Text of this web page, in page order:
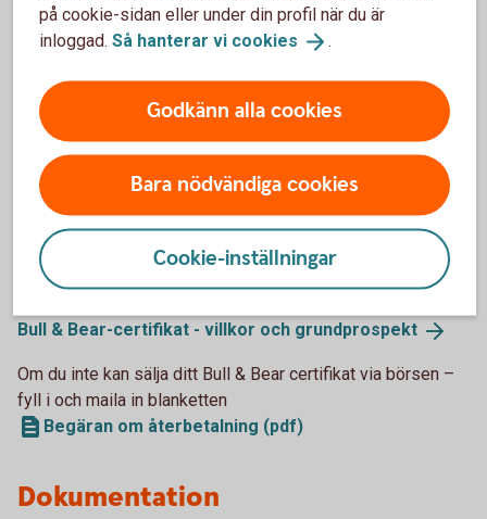
mer information om marginaluttag.
Viktigt att veta
För respektive Bull & Bear-certifikat finns slutliga villkor.
Bull & Bear-certifikat är så kallade ETN:er, Exchange Traded
Notes, och i slutliga villkor dokumenteras dessa som
certifikat. Det är viktigt att du läser dessa villkor
tillsammans med det av Finansinspektionen godkända
grundprospektet innan du handlar. Slutliga villkor samt
grundprospekt finns att ladda ner på hemsidan.
Bull & Bear-certifikat - villkor och grundprospekt
Om du inte kan sälja ditt Bull & Bear certifikat via börsen –
fyll i och maila in blanketten
Begäran om återbetalning (pdf)
Dokumentation
på cookie-sidan eller under din profil när du är
inloggad. Så hanterar vi cookies .
Godkänn alla cookies
Bara nödvändiga cookies
Cookie-inställningar